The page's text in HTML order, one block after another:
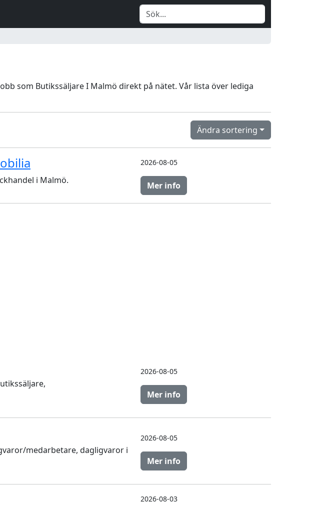
som Butikssäljare I Malmö direkt på nätet. Vår lista över lediga
Ändra sortering
i Malmö.
2026-08-05
Mer info
2026-08-05
Mer info
medarbetare, dagligvaror i
2026-08-05
Mer info
2026-08-03